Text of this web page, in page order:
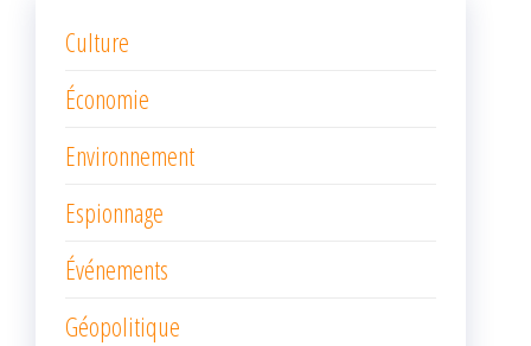
Culture
Économie
Environnement
Espionnage
Événements
Géopolitique